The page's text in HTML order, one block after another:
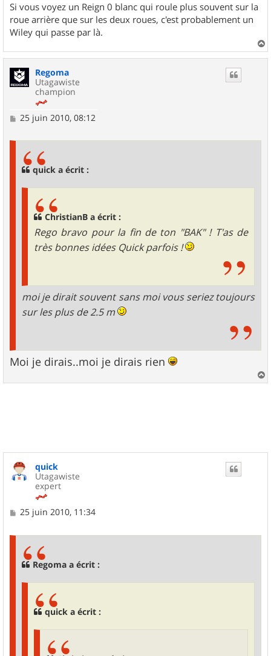
Si vous voyez un Reign 0 blanc qui roule plus souvent sur la
roue arrière que sur les deux roues, c'est probablement un
Wiley qui passe par là.
a
Regoma
Utagawiste
champion
M
25 juin 2010, 08:12
quick a écrit :
ChristianB a écrit :
Rego bravo pour la fin de ton "BAK" ! T'as de
très bonnes idées Quick parfois !
moi je dirait souvent sans moi vous seriez toujours
sur les plus de 2.5 m
Moi je dirais..moi je dirais rien
a
quick
Utagawiste
expert
M
25 juin 2010, 11:34
Regoma a écrit :
quick a écrit :